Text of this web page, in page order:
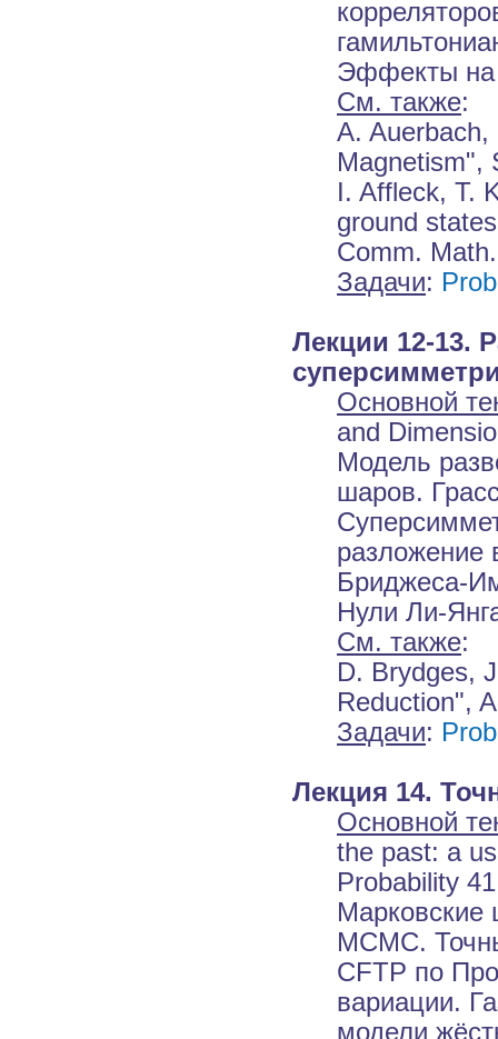
Эффекты на
См. также:
A.
Magnetism",
I. Affleck, T.
ground
Comm.
Задачи:
Лекции 12-13.
Основной
and
Модель
шаров.
разложение
Бриджеса-
Нули Ли-
См. также:
D. Brydges,
Reduction",
Задачи:
Лекция 14.
Основной
the past: a
Probability
Марковские
MCMC.
CFTP по
вариации.
модели